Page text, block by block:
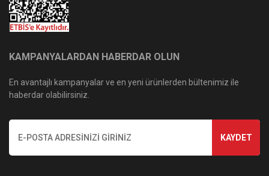
KAMPANYALARDAN HABERDAR OLUN
En avantajlı kampanyalar ve en yeni ürünlerden bültenimiz ile
haberdar olabilirsiniz.
KAYDET